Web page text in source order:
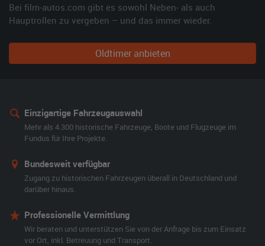
Bei film-autos.com gibt es sowohl Neben- als auch
Hauptrollen zu vergeben – und das immer wieder.
Oldtimer anbieten
Einzigartige Fahrzeugauswahl
Mehr als 4.300 historische Fahrzeuge, Boote und Flugzeuge im
Fundus für Ihre Projekte.
Bundesweit verfügbar
Zugang zu historischen Fahrzeugen überall in Deutschland und
darüber hinaus.
Professionelle Vermittlung
Wir beraten und unterstützen Sie von der Anfrage bis zum Einsatz
vor Ort, inkl. Betreuung und Transport.